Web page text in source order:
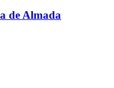
de Almada